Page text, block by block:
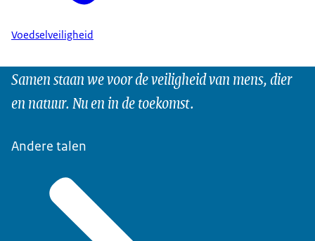
Voedselveiligheid
Samen staan we voor de veiligheid van mens, dier
en natuur. Nu en in de toekomst.
Andere talen